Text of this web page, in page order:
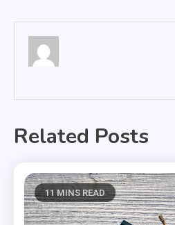
Related Posts
11 MINS READ